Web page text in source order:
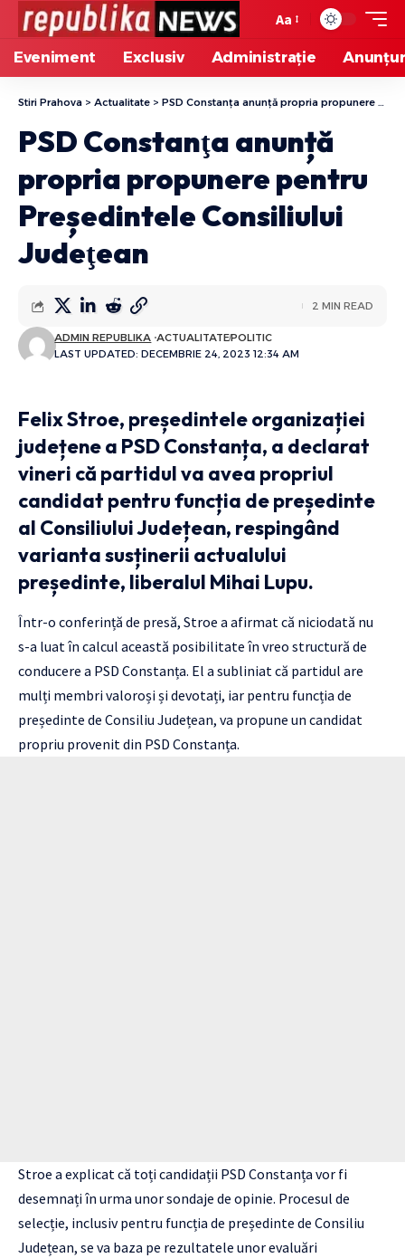
Aa
Eveniment Exclusiv Administrație
Stiri Prahova > Actualitate > PSD Constanţa anunță propria propunere pentru Președintele Consiliului Judeţean
PSD Constanţa anunță
propria propunere pentru
Președintele Consiliului
Judeţean
LAST UPDATED: DECEMBRIE 24, 2023 12:34 AM
ADMIN REPUBLIKA ACTUALITATEPOLITIC
2 MIN READ
Felix Stroe, președintele organizației
județene a PSD Constanța, a declarat
vineri că partidul va avea propriul
candidat pentru funcția de președinte
al Consiliului Județean, respingând
varianta susținerii actualului
președinte, liberalul Mihai Lupu.
Într-o conferință de presă, Stroe a afirmat că niciodată nu
s-a luat în calcul această posibilitate în vreo structură de
conducere a PSD Constanța. El a subliniat că partidul are
mulți membri valoroși și devotați, iar pentru funcția de
președinte de Consiliu Județean, va propune un candidat
propriu provenit din PSD Constanța.
Stroe a explicat că toți candidații PSD Constanța vor fi
desemnați în urma unor sondaje de opinie. Procesul de
selecție, inclusiv pentru funcția de președinte de Consiliu
Județean, se va baza pe rezultatele unor evaluări